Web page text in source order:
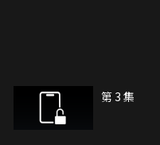
第 3 集